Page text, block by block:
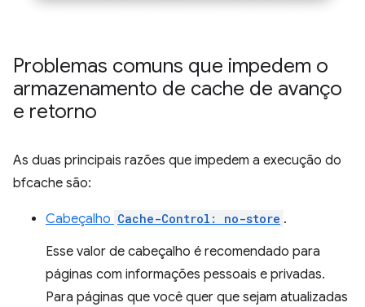
Problemas comuns que impedem o
armazenamento de cache de avanço
e retorno
As duas principais razões que impedem a execução do
bfcache são:
Cabeçalho Cache-Control: no-store .
Esse valor de cabeçalho é recomendado para
páginas com informações pessoais e privadas.
Para páginas que você quer que sejam atualizadas